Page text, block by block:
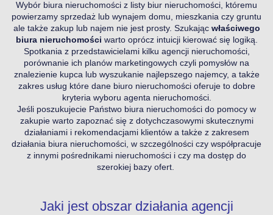
Wybór biura nieruchomości z listy biur nieruchomości, któremu
powierzamy sprzedaż lub wynajem domu, mieszkania czy gruntu
ale także zakup lub najem nie jest prosty. Szukając właściwego
biura nieruchomości warto oprócz intuicji kierować się logiką.
Spotkania z przedstawicielami kilku agencji nieruchomości,
porównanie ich planów marketingowych czyli pomysłów na
znalezienie kupca lub wyszukanie najlepszego najemcy, a także
zakres usług które dane biuro nieruchomości oferuje to dobre
kryteria wyboru agenta nieruchomości.
Jeśli poszukujecie Państwo biura nieruchomości do pomocy w
zakupie warto zapoznać się z dotychczasowymi skutecznymi
działaniami i rekomendacjami klientów a także z zakresem
działania biura nieruchomości, w szczególności czy współpracuje
z innymi pośrednikami nieruchomości i czy ma dostęp do
szerokiej bazy ofert.
Jaki jest obszar działania agencji